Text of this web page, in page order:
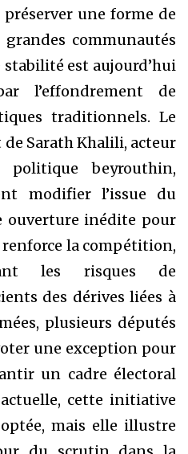
une forme de
communautés
est aujourd’hui
l’effondrement de
traditionnels. Le
Sarath Khalili, acteur
beyrouthin,
modifier l’issue du
ouverture inédite pour
la compétition,
les risques de
des dérives liées à
plusieurs députés
une exception pour
un cadre électoral
cette initiative
mais elle illustre